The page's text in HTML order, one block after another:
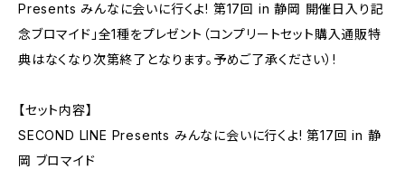
Presents みんなに会いに行くよ! 第17回 in 静岡 開催日入り記
念ブロマイド」全1種をプレゼント（コンプリートセット購入通販特
典はなくなり次第終了となります。予めご了承ください）!
【セット内容】
SECOND LINE Presents みんなに会いに行くよ! 第17回 in 静
岡 ブロマイド